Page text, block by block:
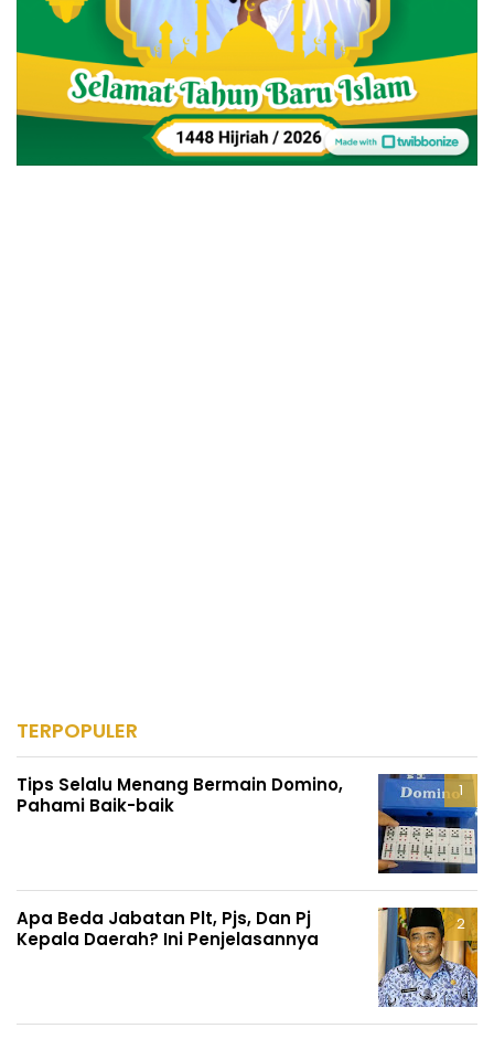
TERPOPULER
Tips Selalu Menang Bermain Domino,
Pahami Baik-baik
Apa Beda Jabatan Plt, Pjs, Dan Pj
Kepala Daerah? Ini Penjelasannya